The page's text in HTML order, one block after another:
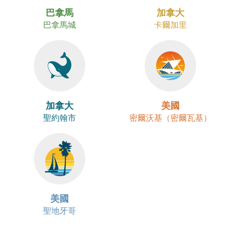
巴拿馬
巴拿馬城
加拿大
卡爾加里
加拿大
聖約翰市
美國
密爾沃基（密爾瓦基）
美國
聖地牙哥